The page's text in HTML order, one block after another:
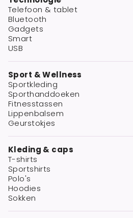
Telefoon & tablet
Bluetooth
Gadgets
Smart
USB
Sport & Wellness
Sportkleding
Sporthanddoeken
Fitnesstassen
Lippenbalsem
Geurstokjes
Kleding & caps
T-shirts
Sportshirts
Polo's
Hoodies
Sokken